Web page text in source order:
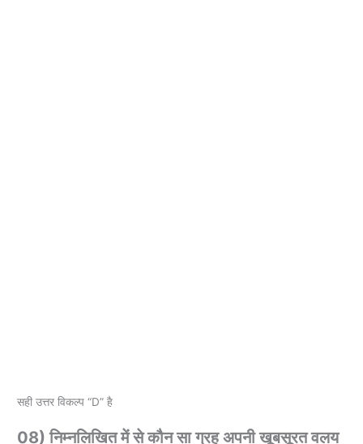
सही उत्तर विकल्प “D” है
08) निम्नलिखित में से कौन सा ग्रह अपनी खूबसूरत वलय